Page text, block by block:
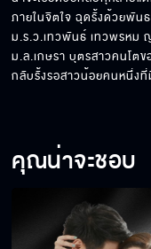
ภายในจิตใจ ฉุดรั้งด้วยพัน
ม.ร.ว.เทวพันธ์ เทวพรหม
ม.ล.เกษรา บุตรสาวคนโต
กลับรั้งรอสาวน้อยคนหนึ่ง
คุณน่าจะชอบ